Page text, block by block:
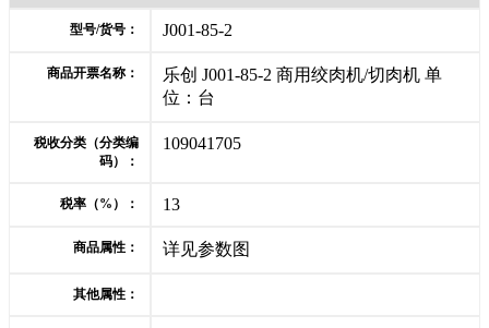
型号/货号： J001-85-2
商品开票名称：
乐创 J001-85-2 商用绞肉机/切肉机 单
位：台
税收分类（分类编
码）：
109041705
税率（%）： 13
商品属性： 详见参数图
其他属性：